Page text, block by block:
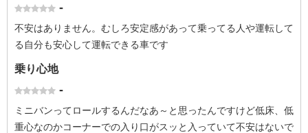
-
不安はありません。むしろ安定感があって乗ってる人や運転して
る自分も安心して運転できる車です
乗り心地
-
ミニバンってロールするんだなあ～と思ったんですけど低床、低
重心なのかコーナーでの入り口がスッと入っていて不安はないで